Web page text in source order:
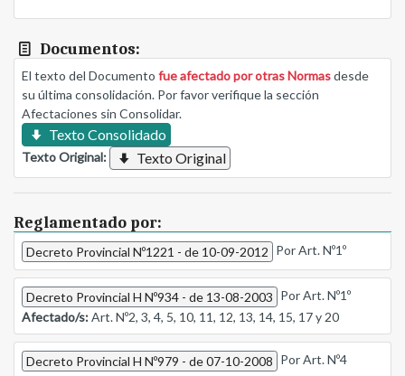
Documentos:
El texto del Documento fue afectado por otras Normasdesde
su última consolidación. Por favor verifique la sección
Afectaciones sin Consolidar.
Texto Consolidado
Texto Original: Texto Original
Reglamentado por:
Decreto Provincial Nº1221 - de 10-09-2012 Por Art. Nº1º
Decreto Provincial H Nº934 - de 13-08-2003 Por Art. Nº1º
Afectado/s:Art. Nº2, 3, 4, 5, 10, 11, 12, 13, 14, 15, 17 y 20
Decreto Provincial H Nº979 - de 07-10-2008 Por Art. Nº4